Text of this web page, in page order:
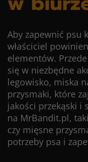
Aby zapewnić psu
właściciel
elementów.
się w niezbędne
legowisko, miska
przysmaki, które
jakości przekąski i
na MrBandit.pl,
czy mięsne
potrzeby psa i